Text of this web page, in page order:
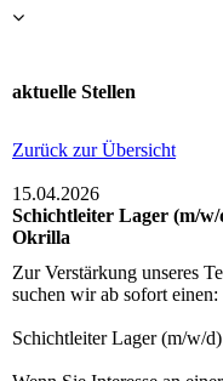
aktuelle Stellen
Zurück zur Übersicht
15.04.2026
Schichtleiter Lager (m/
Okrilla
Zur Verstärkung unseres
suchen wir ab sofort einen:
Schichtleiter Lager (m/w/